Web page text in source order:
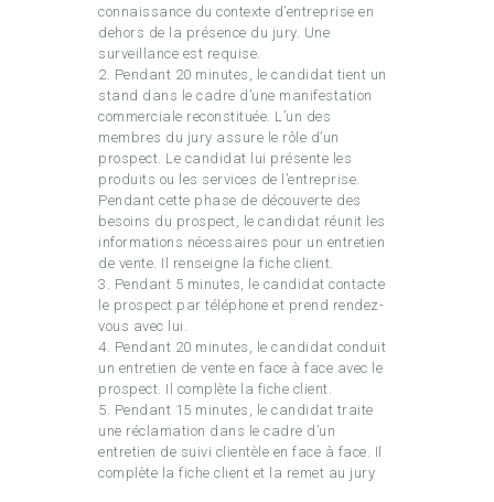
connaissance du contexte d’entreprise en
dehors de la présence du jury. Une
surveillance est requise.
2. Pendant 20 minutes, le candidat tient un
stand dans le cadre d’une manifestation
commerciale reconstituée. L’un des
membres du jury assure le rôle d’un
prospect. Le candidat lui présente les
produits ou les services de l’entreprise.
Pendant cette phase de découverte des
besoins du prospect, le candidat réunit les
informations nécessaires pour un entretien
de vente. Il renseigne la fiche client.
3. Pendant 5 minutes, le candidat contacte
le prospect par téléphone et prend rendez-
vous avec lui.
4. Pendant 20 minutes, le candidat conduit
un entretien de vente en face à face avec le
prospect. Il complète la fiche client.
5. Pendant 15 minutes, le candidat traite
une réclamation dans le cadre d’un
entretien de suivi clientèle en face à face. Il
complète la fiche client et la remet au jury